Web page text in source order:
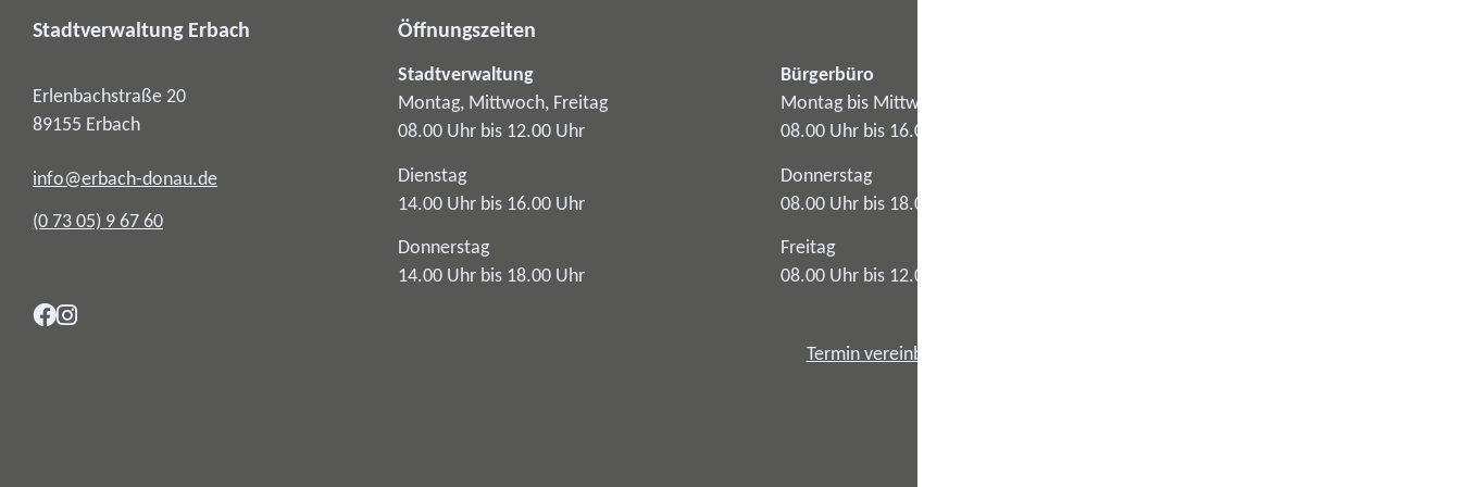
Stadtverwaltung Erbach
Erlenbachstraße 20
89155 Erbach
info@erbach-donau.de
(0 73 05) 9 67 60
Öffnungszeiten
Stadtverwaltung
Montag, Mittwoch, Freitag
08.00 Uhr bis 12.00 Uhr
Dienstag
14.00 Uhr bis 16.00 Uhr
Donnerstag
14.00 Uhr bis 18.00 Uhr
Bürgerbüro
Montag bis Mittwoch
08.00 Uhr bis 16.00 Uhr
Donnerstag
08.00 Uhr bis 18.00 Uhr
Freitag
08.00 Uhr bis 12.00 Uhr
Termin vereinbaren